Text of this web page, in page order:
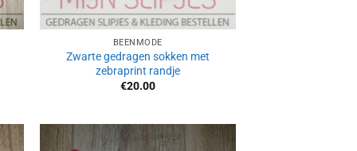
BEENMODE
Zwarte gedragen sokken met
zebraprint randje
€20.00